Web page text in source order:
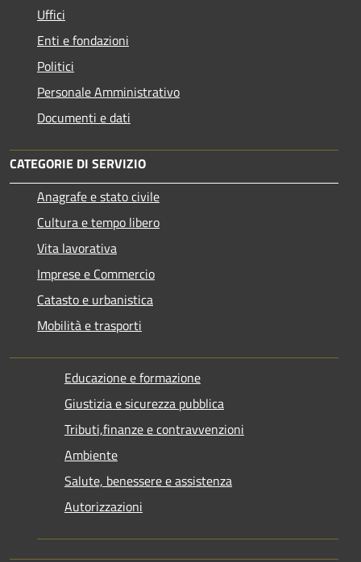
Uffici
Enti e fondazioni
Politici
Personale Amministrativo
Documenti e dati
CATEGORIE DI SERVIZIO
Anagrafe e stato civile
Cultura e tempo libero
Vita lavorativa
Imprese e Commercio
Catasto e urbanistica
Mobilità e trasporti
Educazione e formazione
Giustizia e sicurezza pubblica
Tributi,finanze e contravvenzioni
Ambiente
Salute, benessere e assistenza
Autorizzazioni